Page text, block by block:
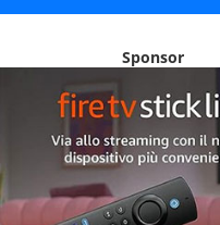
Sponsor